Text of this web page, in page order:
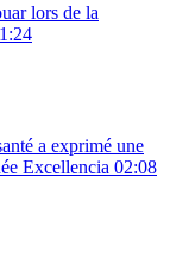
lors de la
a exprimé une
Excellencia 02:08